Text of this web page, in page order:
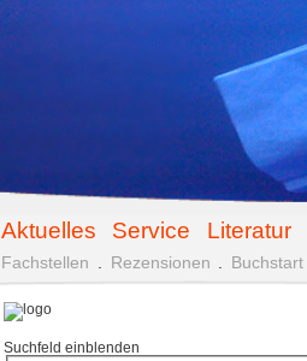
Aktuelles Service Literatur
Fachstellen Rezensionen Buchstart
Suchfeld einblenden